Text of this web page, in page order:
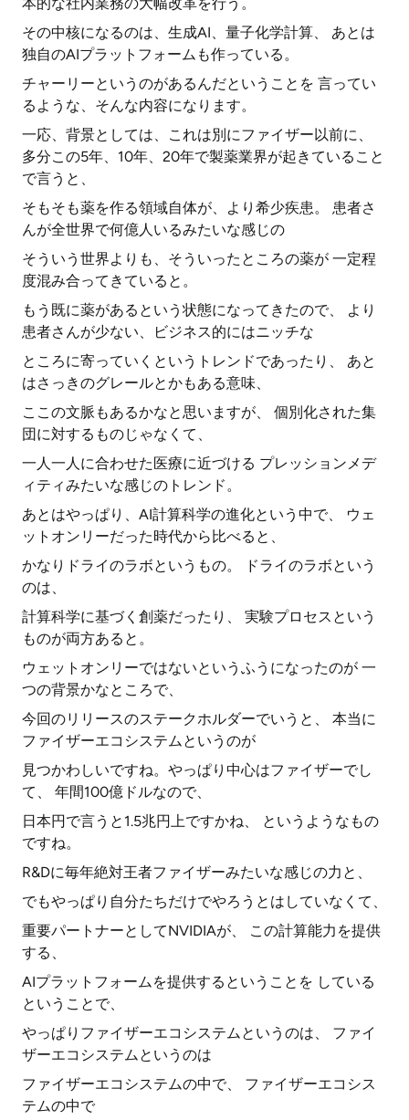
その中核になるのは、生成AI、量子化学計算、 あとは
独自のAIプラットフォームも作っている。
チャーリーというのがあるんだということを 言ってい
るような、そんな内容になります。
一応、背景としては、これは別にファイザー以前に、
多分この5年、10年、20年で製薬業界が起きていること
で言うと、
そもそも薬を作る領域自体が、より希少疾患。 患者さ
んが全世界で何億人いるみたいな感じの
そういう世界よりも、そういったところの薬が 一定程
度混み合ってきていると。
もう既に薬があるという状態になってきたので、 より
患者さんが少ない、ビジネス的にはニッチな
ところに寄っていくというトレンドであったり、 あと
はさっきのグレールとかもある意味、
ここの文脈もあるかなと思いますが、 個別化された集
団に対するものじゃなくて、
一人一人に合わせた医療に近づける プレッションメデ
ィティみたいな感じのトレンド。
あとはやっぱり、AI計算科学の進化という中で、 ウェ
ットオンリーだった時代から比べると、
かなりドライのラボというもの。 ドライのラボという
のは、
計算科学に基づく創薬だったり、 実験プロセスという
ものが両方あると。
ウェットオンリーではないというふうになったのが 一
つの背景かなところで、
今回のリリースのステークホルダーでいうと、 本当に
ファイザーエコシステムというのが
見つかわしいですね。やっぱり中心はファイザーでし
て、 年間100億ドルなので、
日本円で言うと1.5兆円上ですかね、 というようなもの
ですね。
R&Dに毎年絶対王者ファイザーみたいな感じの力と、
でもやっぱり自分たちだけでやろうとはしていなくて、
重要パートナーとしてNVIDIAが、 この計算能力を提供
する、
AIプラットフォームを提供するということを している
ということで、
やっぱりファイザーエコシステムというのは、 ファイ
ザーエコシステムというのは
ファイザーエコシステムの中で、 ファイザーエコシス
テムの中で